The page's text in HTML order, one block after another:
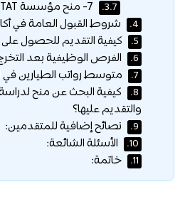
3.7.
4. شروط القبول العامة في
5. كيفية التقديم للحصول
6. الفرص الوظيفية بعد
7. متوسط رواتب الطيارين في
8.
كيفية البحث عن منح
والتقديم عليها؟
9. نصائح إضافية للمتقدمين:
10. الأسئلة الشائعة:
11. خاتمة: